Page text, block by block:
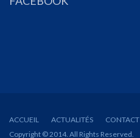
ACCUEIL ACTUALITÉS CONTACT
Copyright © 2014. All Rights Reserved.